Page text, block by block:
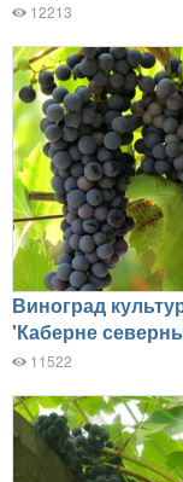
12213
Виноград
'Каберне
11522